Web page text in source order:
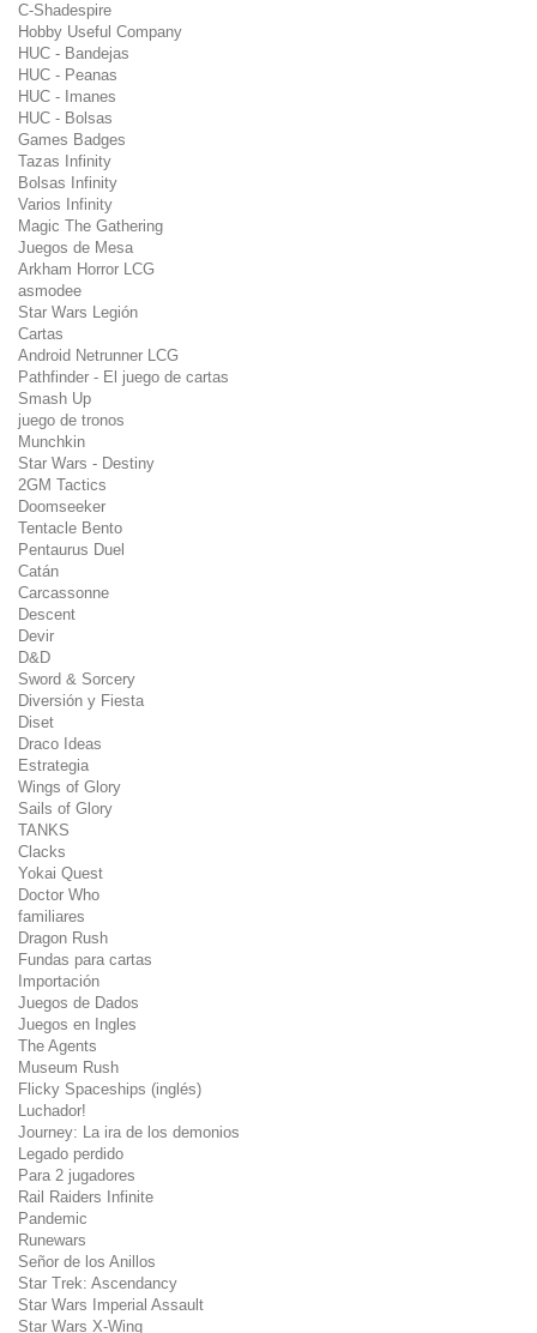
C-Shadespire
Hobby Useful Company
HUC - Bandejas
HUC - Peanas
HUC - Imanes
HUC - Bolsas
Games Badges
Tazas Infinity
Bolsas Infinity
Varios Infinity
Magic The Gathering
Juegos de Mesa
Arkham Horror LCG
asmodee
Star Wars Legión
Cartas
Android Netrunner LCG
Pathfinder - El juego de cartas
Smash Up
juego de tronos
Munchkin
Star Wars - Destiny
2GM Tactics
Doomseeker
Tentacle Bento
Pentaurus Duel
Catán
Carcassonne
Descent
Devir
D&D
Sword & Sorcery
Diversión y Fiesta
Diset
Draco Ideas
Estrategia
Wings of Glory
Sails of Glory
TANKS
Clacks
Yokai Quest
Doctor Who
familiares
Dragon Rush
Fundas para cartas
Importación
Juegos de Dados
Juegos en Ingles
The Agents
Museum Rush
Flicky Spaceships (inglés)
Luchador!
Journey: La ira de los demonios
Legado perdido
Para 2 jugadores
Rail Raiders Infinite
Pandemic
Runewars
Señor de los Anillos
Star Trek: Ascendancy
Star Wars Imperial Assault
Star Wars X-Wing